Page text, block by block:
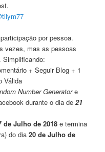
por pessoa.
vezes, mas as pessoas
Simplificando:
+ Seguir Blog + 1
Válida
Number Generatore
durante o dia de21
de Julho de 2018 e termina
do dia20 de Julho de